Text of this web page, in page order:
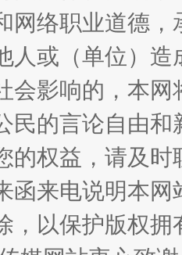
幌子
网络职业道德
人或（单位）
会影响的，本
民的言论自由
的权益，请及
函来电说明本
，以保护版权